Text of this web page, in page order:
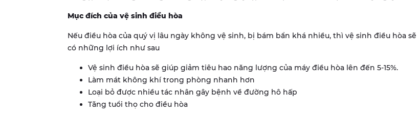
Mục đích của vệ sinh điều hòa
Nếu điều hòa của quý vị lâu ngày không vệ sinh, bị bám bẩn khá nhiều, thì vệ sinh điều hòa sẽ
có những lợi ích như sau
Vệ sinh điều hòa sẽ giúp giảm tiêu hao năng lượng của máy điều hòa lên đến 5-15%.
Làm mát không khí trong phòng nhanh hơn
Loại bỏ được nhiều tác nhân gây bệnh về đường hô hấp
Tăng tuổi thọ cho điều hòa